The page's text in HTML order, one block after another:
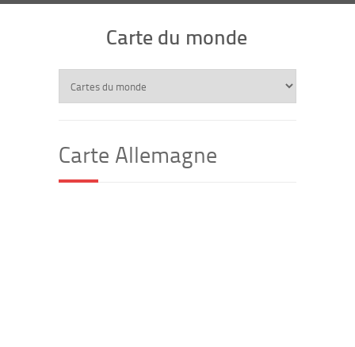
Carte du monde
Carte Allemagne